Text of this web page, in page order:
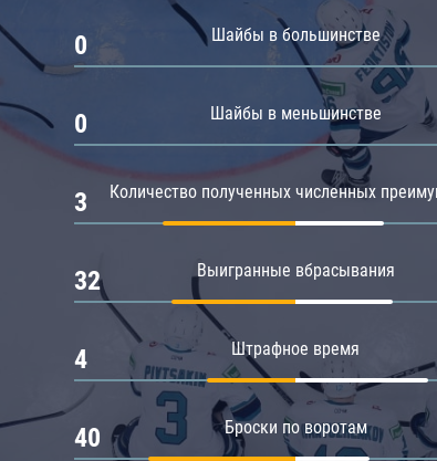
Шайбы в большинстве
0
Шайбы в меньшинстве
0
Количество полученных численных
3
Выигранные вбрасывания
32
Штрафное время
4
Броски по воротам
40